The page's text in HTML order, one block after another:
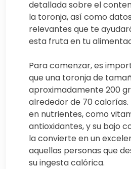
detallada sobre el
la toronja, así como
relevantes que te
esta fruta en tu
Para comenzar, es
que una toronja de
aproximadamente 200
alrededor de 70
en nutrientes, como
antioxidantes, y su bajo
la convierte en un
aquellas personas que
su ingesta calórica.